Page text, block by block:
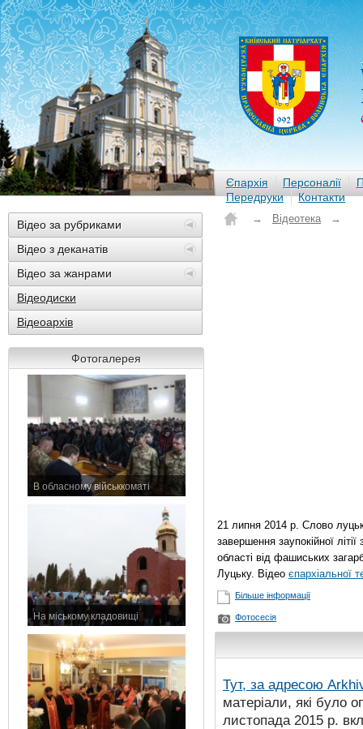
Єпархія Персоналії
Передруки
Контакти
Відео за рубриками
Відео з деканатів
Відео за жанрами
Відеодиски
Відеоархів
Фотогалерея
В обласному військкоматі
На міському кладовищі
→ Відеотека →
21 липня 2014 р. Слово
завершення заупокійної
області від фашиських
Луцьку. Відео єпархіальної
Більше інформації
Фотосесія
Тут, за адресою
матеріали, які було
листопада 2015 р.